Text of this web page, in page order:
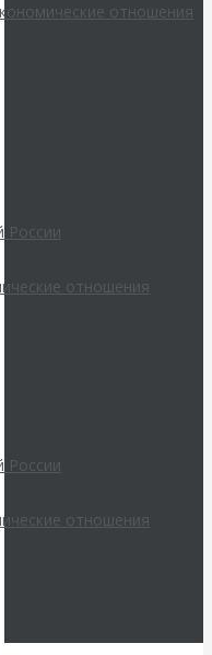
отношения
России
отношения
России
отношения